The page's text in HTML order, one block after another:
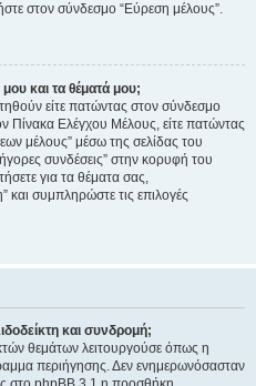
στον σύνδεσμο “Εύρεση μέλους”.
και τα θέματά μου;
είτε πατώντας στον σύνδεσμο
Πίνακα Ελέγχου Μέλους, είτε πατώντας
μέλους” μέσω της σελίδας του
συνδέσεις” στην κορυφή του
για τα θέματα σας,
και συμπληρώστε τις επιλογές
και συνδρομή;
θεμάτων λειτουργούσε όπως η
περιήγησης. Δεν ενημερωνόσασταν